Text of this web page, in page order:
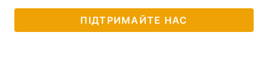
ПІДТРИМАЙТЕ НАС